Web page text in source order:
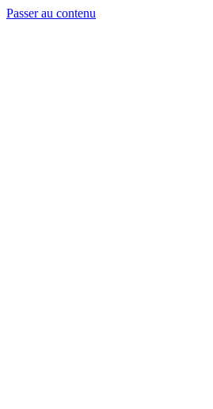
Passer au contenu